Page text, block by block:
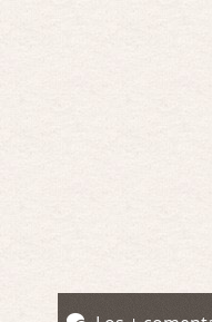
Se llama la